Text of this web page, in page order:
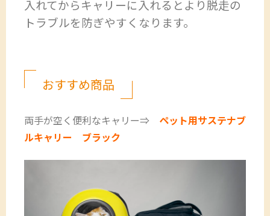
入れてからキャリーに入れるとより脱走の
トラブルを防ぎやすくなります。
おすすめ商品
両手が空く便利なキャリー⇒ ペット用サステナブ
ルキャリー ブラック